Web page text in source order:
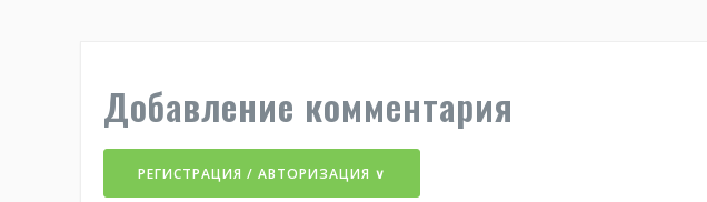
Добавление комментария
РЕГИСТРАЦИЯ / АВТОРИЗАЦИЯ ∨